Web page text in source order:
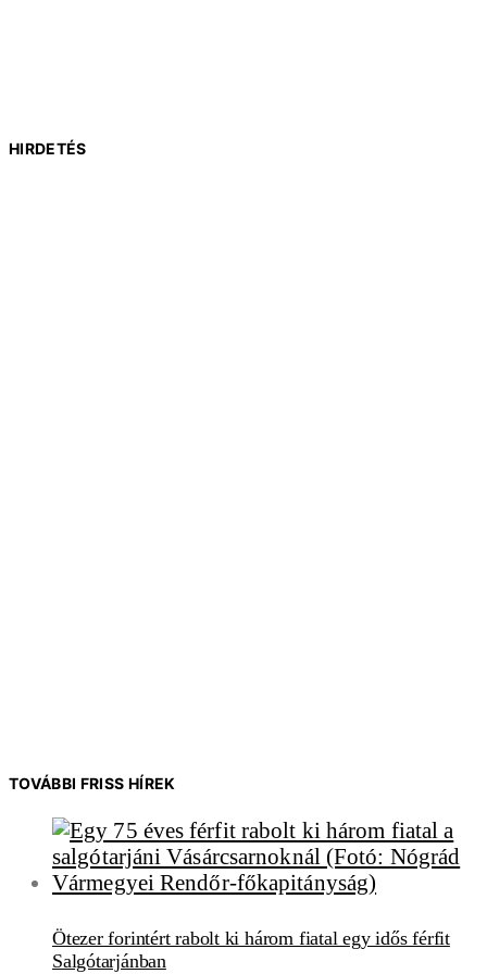
HIRDETÉS
TOVÁBBI FRISS HÍREK
Ötezer forintért rabolt ki három fiatal egy idős férfit
Salgótarjánban